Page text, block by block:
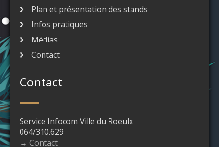
Plan et présentation des stands
Infos pratiques
Médias
Contact
Contact
Service Infocom Ville du Roeulx
064/310.629
→ Contact